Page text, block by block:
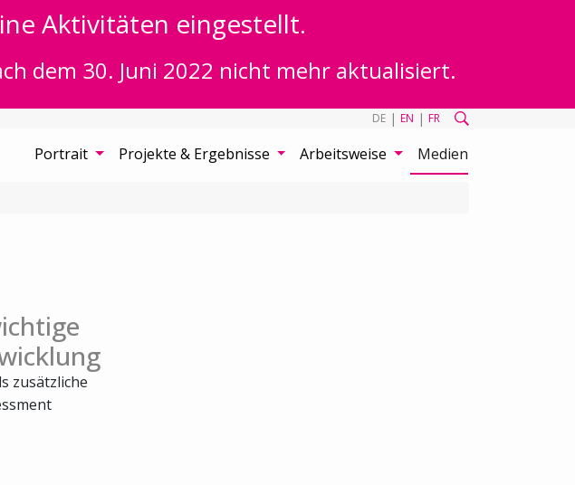
Aktivitäten eingestellt.
dem 30. Juni 2022 nicht mehr aktualisiert.
DE | EN | FR
Portrait Projekte & Ergebnisse Arbeitsweise Medien
zusätzliche